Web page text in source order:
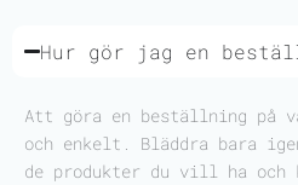
Hur gör jag en
Att göra en beställning på
och enkelt. Bläddra bara
de produkter du vill ha och